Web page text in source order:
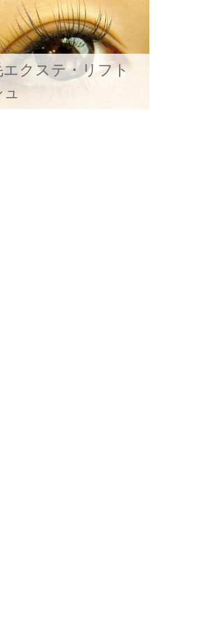
エクステ・リフト